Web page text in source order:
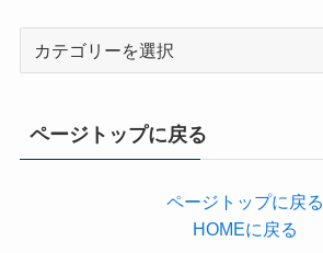
ページトップに戻る
ページトップに戻る
HOMEに戻る